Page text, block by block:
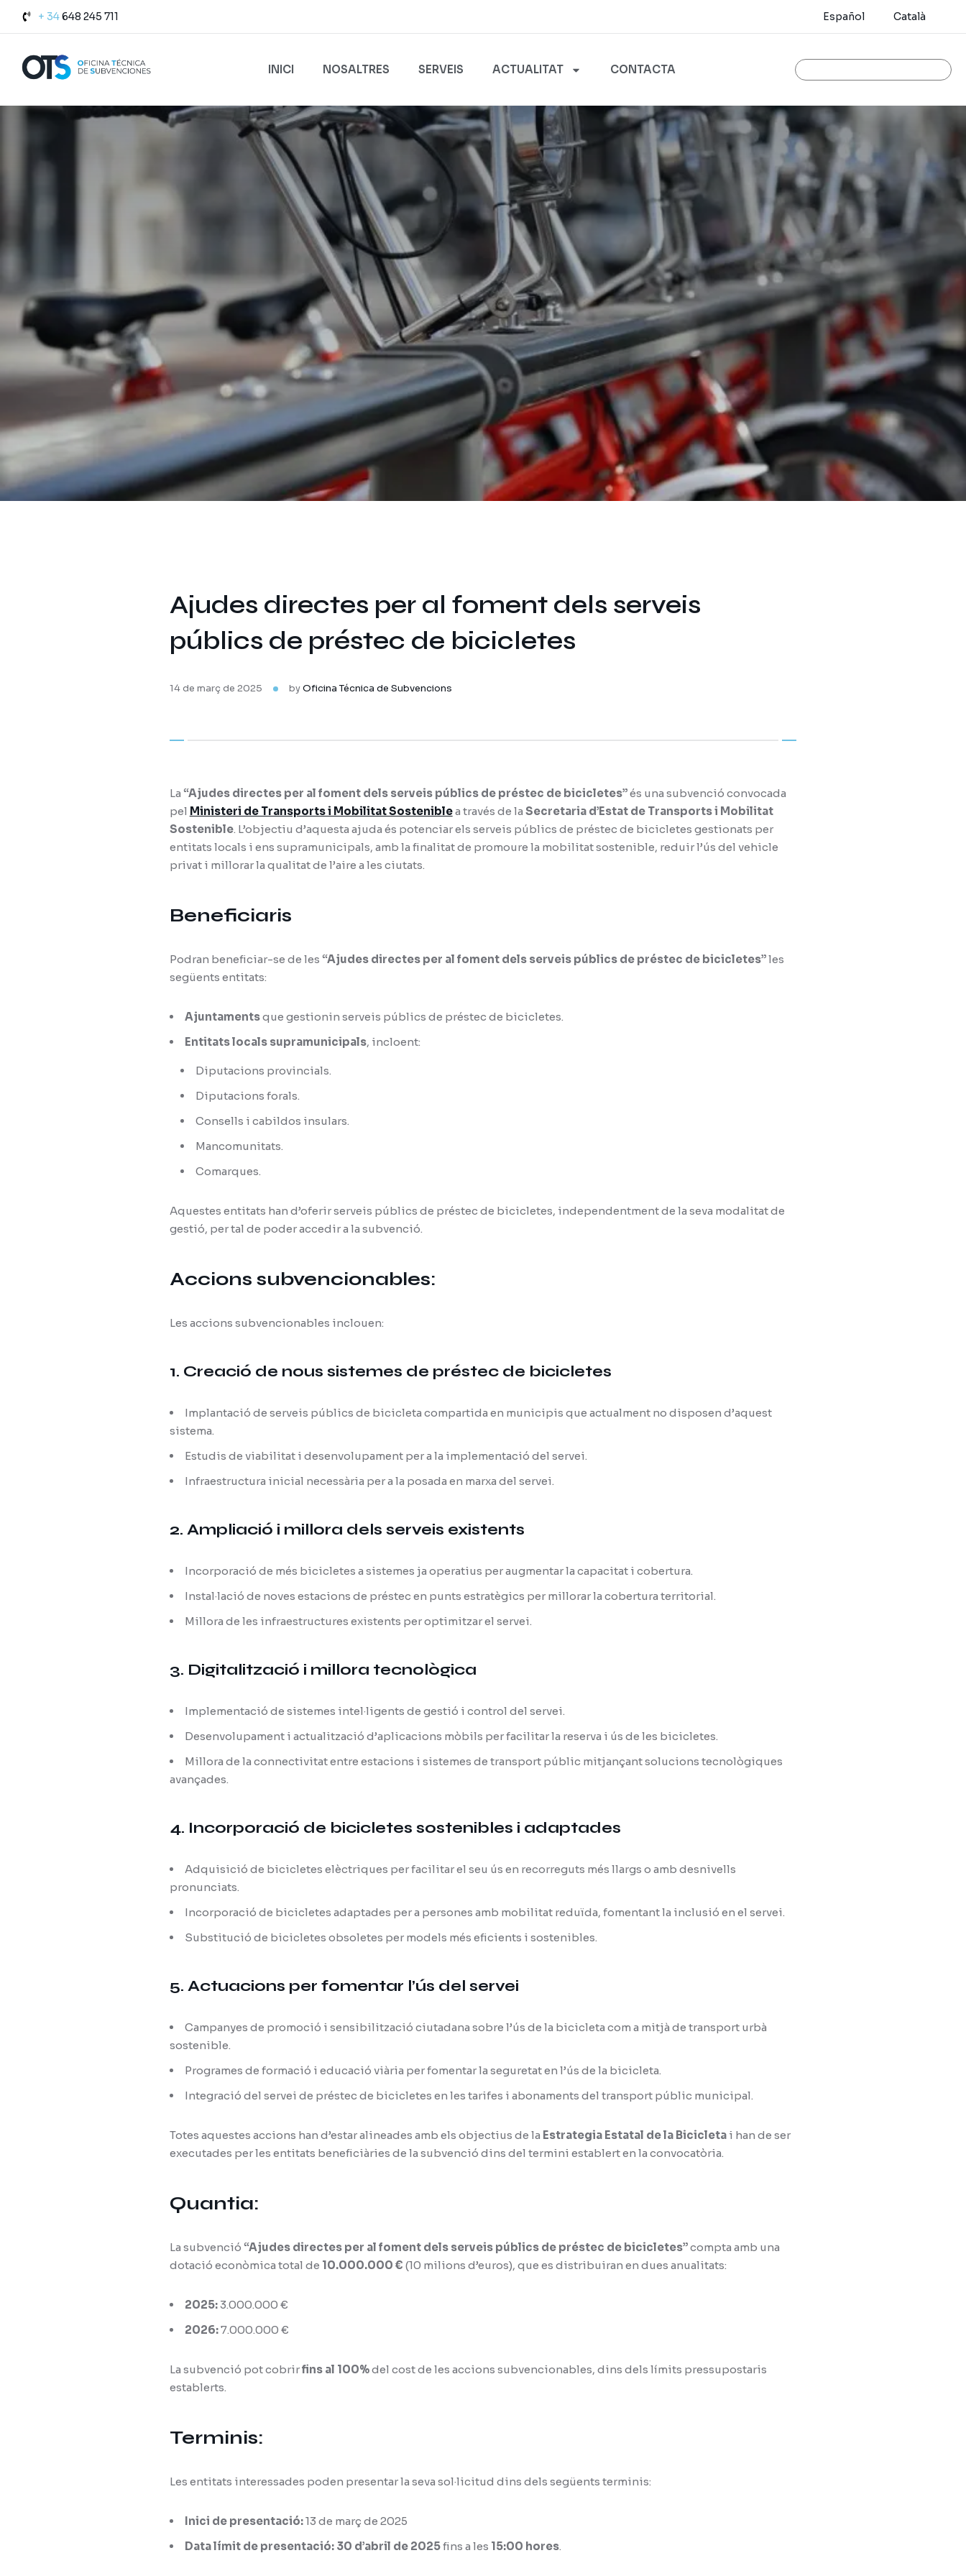
+ 34648 245 711 Español Català
INICI NOSALTRES SERVEIS ACTUALITAT CONTACTA
Ajudes directes per al foment dels serveis
públics de préstec de bicicletes
14 de març de 2025 byOficina Técnica de Subvencions
La “Ajudes directes per al foment dels serveis públics de préstec de bicicletes”és una subvenció convocada
pel Ministeri de Transports i Mobilitat Sosteniblea través de la Secretaria d’Estat de Transports i Mobilitat
Sostenible. L’objectiu d’aquesta ajuda és potenciar els serveis públics de préstec de bicicletes gestionats per
entitats locals i ens supramunicipals, amb la finalitat de promoure la mobilitat sostenible, reduir l’ús del vehicle
privat i millorar la qualitat de l’aire a les ciutats.
Beneficiaris
Podran beneficiar-se de les “Ajudes directes per al foment dels serveis públics de préstec de bicicletes”les
següents entitats:
Ajuntamentsque gestionin serveis públics de préstec de bicicletes.
Entitats locals supramunicipals, incloent:
Diputacions provincials.
Diputacions forals.
Consells i cabildos insulars.
Mancomunitats.
Comarques.
Aquestes entitats han d’oferir serveis públics de préstec de bicicletes, independentment de la seva modalitat de
gestió, per tal de poder accedir a la subvenció.
Accions subvencionables:
Les accions subvencionables inclouen:
1. Creació de nous sistemes de préstec de bicicletes
Implantació de serveis públics de bicicleta compartida en municipis que actualment no disposen d’aquest
sistema.
Estudis de viabilitat i desenvolupament per a la implementació del servei.
Infraestructura inicial necessària per a la posada en marxa del servei.
2. Ampliació i millora dels serveis existents
Incorporació de més bicicletes a sistemes ja operatius per augmentar la capacitat i cobertura.
Instal·lació de noves estacions de préstec en punts estratègics per millorar la cobertura territorial.
Millora de les infraestructures existents per optimitzar el servei.
3. Digitalització i millora tecnològica
Implementació de sistemes intel·ligents de gestió i control del servei.
Desenvolupament i actualització d’aplicacions mòbils per facilitar la reserva i ús de les bicicletes.
Millora de la connectivitat entre estacions i sistemes de transport públic mitjançant solucions tecnològiques
avançades.
4. Incorporació de bicicletes sostenibles i adaptades
Adquisició de bicicletes elèctriques per facilitar el seu ús en recorreguts més llargs o amb desnivells
pronunciats.
Incorporació de bicicletes adaptades per a persones amb mobilitat reduïda, fomentant la inclusió en el servei.
Substitució de bicicletes obsoletes per models més eficients i sostenibles.
5. Actuacions per fomentar l’ús del servei
Campanyes de promoció i sensibilització ciutadana sobre l’ús de la bicicleta com a mitjà de transport urbà
sostenible.
Programes de formació i educació viària per fomentar la seguretat en l’ús de la bicicleta.
Integració del servei de préstec de bicicletes en les tarifes i abonaments del transport públic municipal.
Totes aquestes accions han d’estar alineades amb els objectius de la Estrategia Estatal de la Bicicletai han de ser
executades per les entitats beneficiàries de la subvenció dins del termini establert en la convocatòria.
Quantia:
La subvenció “Ajudes directes per al foment dels serveis públics de préstec de bicicletes”compta amb una
dotació econòmica total de 10.000.000 € (10 milions d’euros), que es distribuiran en dues anualitats:
2025:3.000.000 €
2026:7.000.000 €
La subvenció pot cobrirfins al 100%del cost de les accions subvencionables, dins dels límits pressupostaris
establerts.
Terminis:
Les entitats interessades poden presentar la seva sol·licitud dins dels següents terminis:
Inici de presentació:13 de març de 2025
Data límit de presentació: 30 d’abril de 2025fins a les 15:00 hores.